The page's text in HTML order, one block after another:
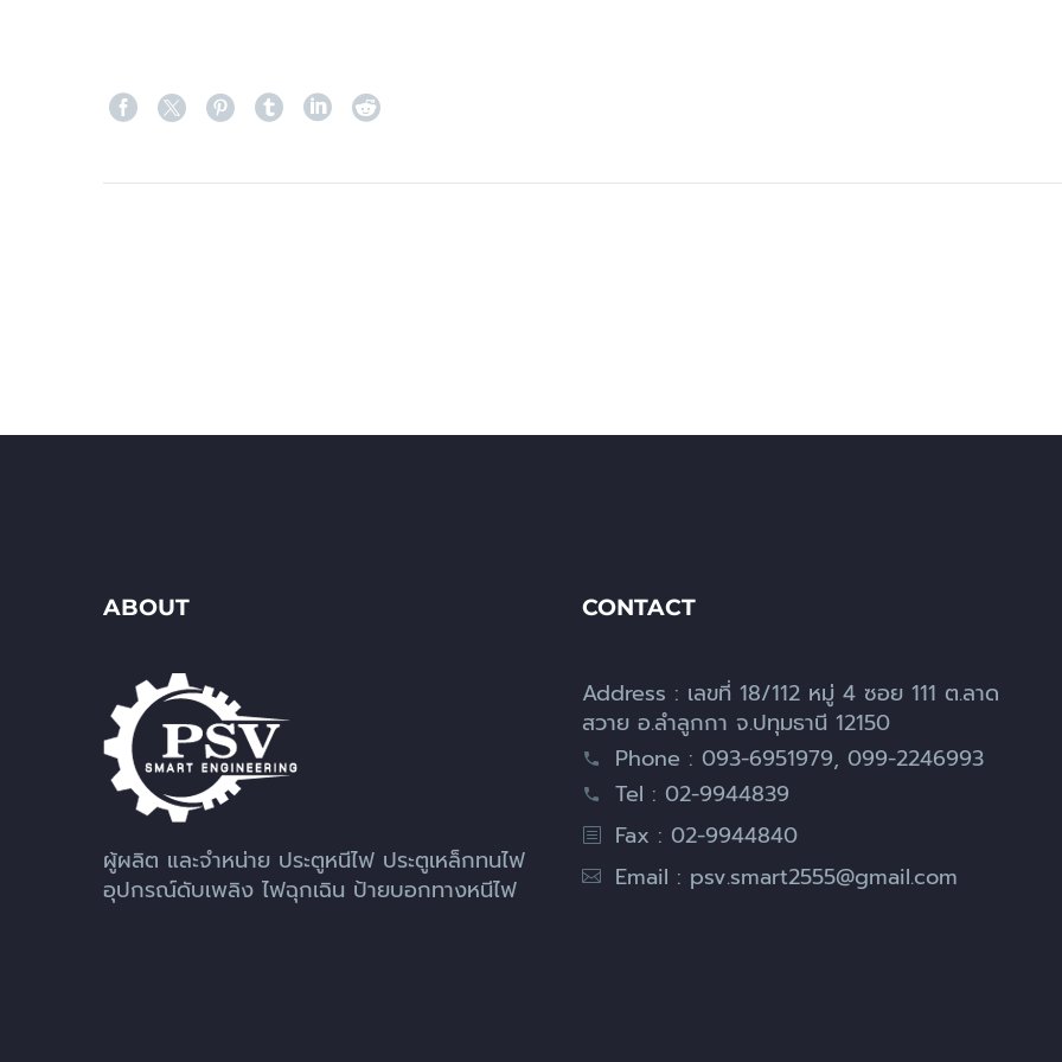
ABOUT
ผู้ผลิต และจำหน่าย ประตูหนีไฟ ประตูเหล็กทนไฟ
อุปกรณ์ดับเพลิง ไฟฉุกเฉิน ป้ายบอกทางหนีไฟ
CONTACT
Address : เลขที่ 18/112 หมู่ 4 ซอย 111 ต.ลาด
สวาย อ.ลำลูกกา จ.ปทุมธานี 12150
Phone : 093-6951979, 099-2246993
Tel : 02-9944839
Fax : 02-9944840
Email : psv.smart2555@gmail.com